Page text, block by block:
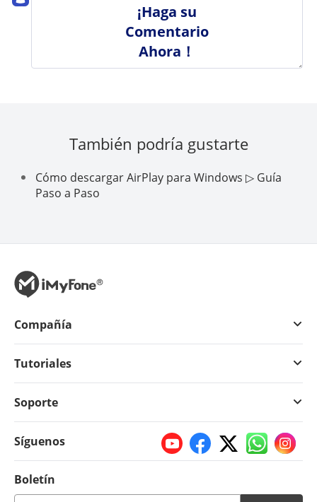
¡Haga su
Comentario
Ahora！
También podría gustarte
Cómo descargar AirPlay para Windows ▷ Guía
Paso a Paso
Compañía
Tutoriales
Soporte
Síguenos
Boletín